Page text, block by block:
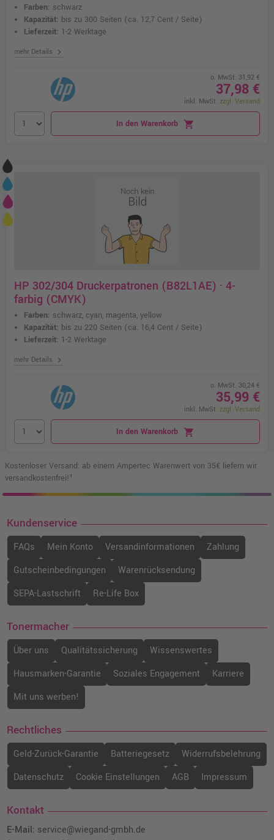
Farben: schwarz
Kapazität: bis zu 300 Seiten (ca. 12,7 Cent / Seite)
Lieferzeit: 1-2 Werktage
mehr Details chevron_right
o. MwSt. 31,92 €
37,98 €
inkl. MwSt. zzgl. Versand
In den Warenkorb shopping_cart
HP 302/304 Druckerpatronen (B82L1AE) · 4-
farbig (CMYK)
Farben: schwarz, cyan, magenta, yellow
Kapazität: bis zu 220 Seiten (ca. 16,4 Cent / Seite)
Lieferzeit: 1-2 Werktage
mehr Details chevron_right
o. MwSt. 30,24 €
35,99 €
inkl. MwSt. zzgl. Versand
In den Warenkorb shopping_cart
Kostenloser Versand: ab einem Ampertec Warenwert von 35€ liefern wir
versandkostenfrei!¹
Kundenservice
FAQs Mein Konto Versandinformationen
Zahlung
Gutscheinbedingungen
Warenrücksendung
SEPA-Lastschrift
Re-Life Box
Tonermacher
Über uns Qualitätssicherung
Wissenswertes
Hausmarken-Garantie
Soziales Engagement
Karriere
Mit uns werben!
Rechtliches
Geld-Zurück-Garantie Batteriegesetz
Widerrufsbelehrung
Datenschutz
Cookie Einstellungen AGB Impressum
Kontakt
E-Mail: service@wiegand-gmbh.de